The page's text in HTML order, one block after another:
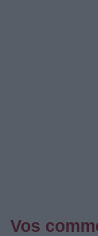
Vos